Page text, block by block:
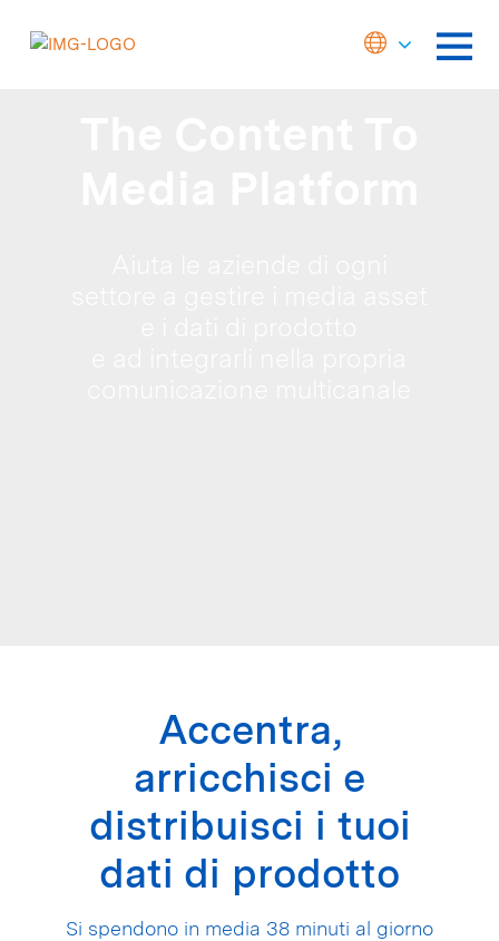
Accentra,
arricchisci e
distribuisci i tuoi
dati di prodotto
Si spendono in media 38 minuti al giorno